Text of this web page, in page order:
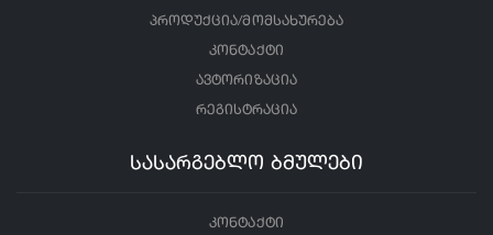
პროდუქცია/მომსახურება
კონტაქტი
ავტორიზაცია
რეგისტრაცია
სასარგებლო ბმულები
კონტაქტი